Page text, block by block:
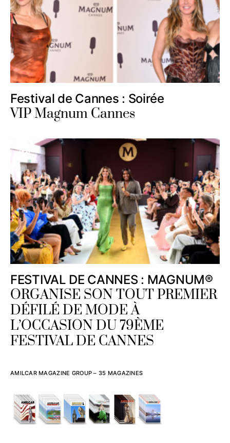
Festival de Cannes : Soirée
VIP Magnum Cannes
FESTIVAL DE CANNES : MAGNUM®
ORGANISE SON TOUT PREMIER
DÉFILÉ DE MODE À
L’OCCASION DU 79ÈME
FESTIVAL DE CANNES
AMILCAR MAGAZINE GROUP – 35 MAGAZINES